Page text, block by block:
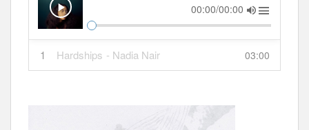
00:00/00:00
1 Hardships - Nadia Nair 03:00